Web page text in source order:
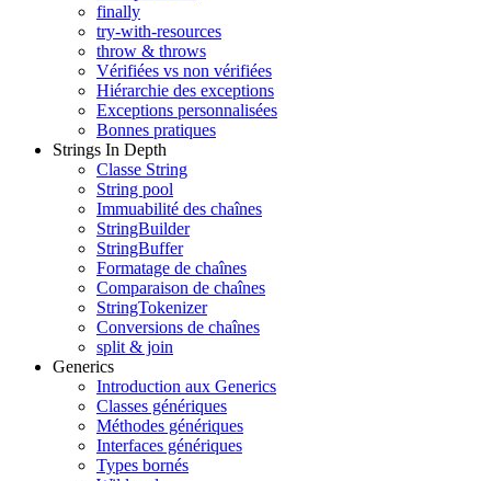
finally
try-with-resources
throw & throws
Vérifiées vs non vérifiées
Hiérarchie des exceptions
Exceptions personnalisées
Bonnes pratiques
Strings In Depth
Classe String
String pool
Immuabilité des chaînes
StringBuilder
StringBuffer
Formatage de chaînes
Comparaison de chaînes
StringTokenizer
Conversions de chaînes
split & join
Generics
Introduction aux Generics
Classes génériques
Méthodes génériques
Interfaces génériques
Types bornés